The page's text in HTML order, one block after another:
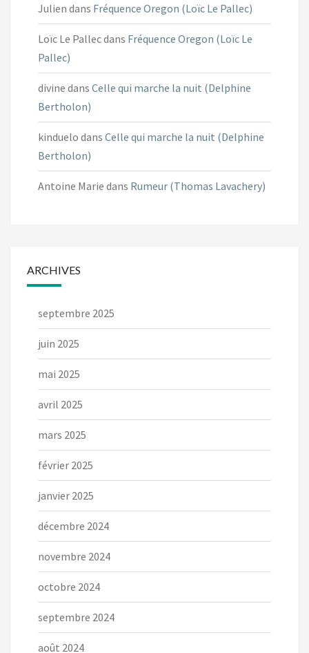
Julien dans Fréquence Oregon (Loïc Le Pallec)
Loïc Le Pallecdans Fréquence Oregon (Loïc Le
Pallec)
divine dans Celle qui marche la nuit (Delphine
Bertholon)
kinduelo dans Celle qui marche la nuit (Delphine
Bertholon)
Antoine Marie dans Rumeur (Thomas Lavachery)
ARCHIVES
septembre 2025
juin 2025
mai 2025
avril 2025
mars 2025
février 2025
janvier 2025
décembre 2024
novembre 2024
octobre 2024
septembre 2024
août 2024